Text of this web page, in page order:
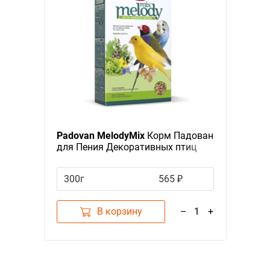
Padovan MelodyMixКорм Падован
для Пения Декоративных птиц
300г
565 ₽
В корзину – 1 +